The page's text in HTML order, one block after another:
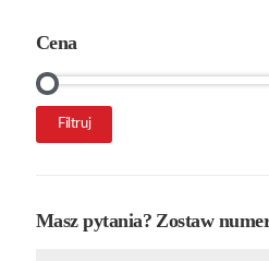
Cena
Cena
Cena
Filtruj
Masz pytania? Zostaw